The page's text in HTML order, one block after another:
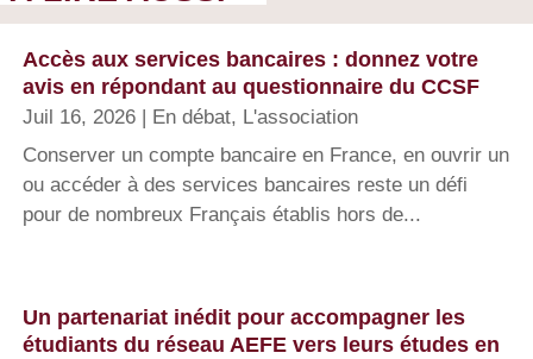
Accès aux services bancaires : donnez votre
avis en répondant au questionnaire du CCSF
Juil 16, 2026 En débat, L'association
Conserver un compte bancaire en France, en ouvrir un
ou accéder à des services bancaires reste un défi
pour de nombreux Français établis hors de...
Un partenariat inédit pour accompagner les
étudiants du réseau AEFE vers leurs études en